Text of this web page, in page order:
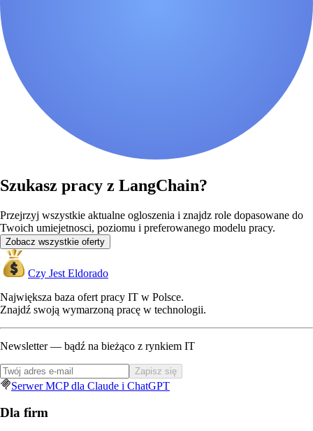
Szukasz pracy z LangChain?
Przejrzyj wszystkie aktualne ogloszenia i znajdz role dopasowane do
Twoich umiejetnosci, poziomu i preferowanego modelu pracy.
Zobacz wszystkie oferty
Czy Jest Eldorado
Największa baza ofert pracy IT w Polsce.
Znajdź swoją wymarzoną pracę w technologii.
Newsletter — bądź na bieżąco z rynkiem IT
Zapisz się
Serwer MCP dla Claude i ChatGPT
Dla firm